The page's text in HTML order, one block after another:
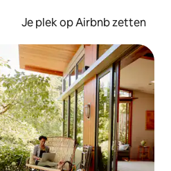
Je plek op Airbnb zetten